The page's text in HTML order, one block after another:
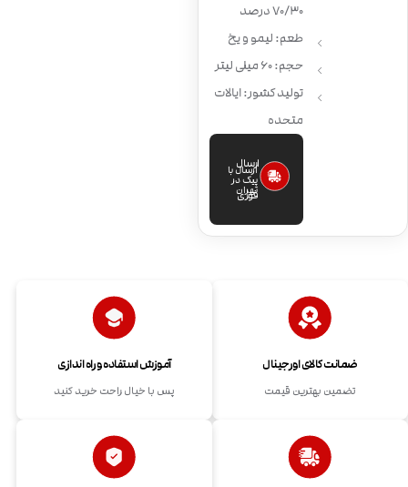
70/30 درصد
طعم: لیمو و یخ
حجم: 60 میلی لیتر
تولید کشور: ایالات
متحده
ارسال
فوری
ارسال با
پیک در
تهران
ضمانت کالای اورجینال
تضمین بهترین قیمت
آموزش استفاده و راه اندازی
پس با خیال راحت خرید کنید